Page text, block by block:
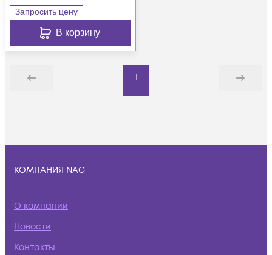
Запросить цену
В корзину
Назад
1
Дальше
КОМПАНИЯ NAG
О компании
Новости
Контакты